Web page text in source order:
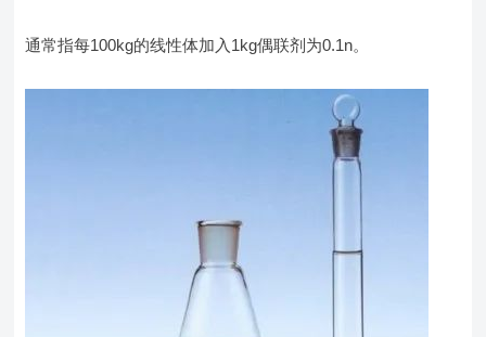
通常指每100kg的线性体加入1kg偶联剂为0.1n。